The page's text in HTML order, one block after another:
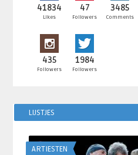
41834
Likes
47
Followers
3485
Comments
435
Followers
1984
Followers
LIJSTJES
ARTIESTEN